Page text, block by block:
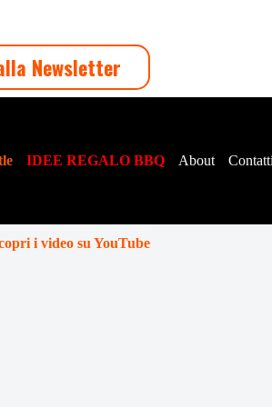
Newsletter
IDEE REGALO BBQ About
i video su YouTube